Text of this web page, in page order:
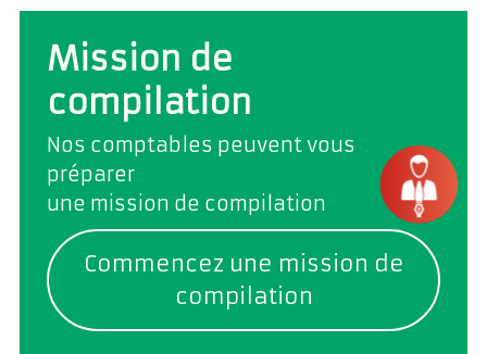
Mission de
compilation
Nos comptables peuvent vous
préparer
une mission de compilation
Commencez une mission de
compilation